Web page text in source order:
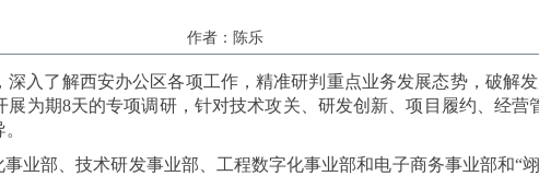
作者：陈乐
入了解西安办公区各项工作，精准研判重点业务发展态势，破解
为期8天的专项调研，针对技术攻关、研发创新、项目履约、经营
业部、技术研发事业部、工程数字化事业部和电子商务事业部和“